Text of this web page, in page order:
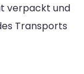
verpackt und
Transports